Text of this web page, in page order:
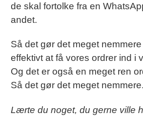
de skal fortolke fra en
andet.
Så det gør det meget
effektivt at få vores ordrer ind i
Og det er også en meget ren
Så det gør det meget nemmere.
Lærte du noget, du gerne ville